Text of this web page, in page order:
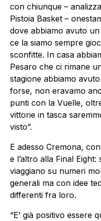
con chiunque –
Pistoia Basket –
dove abbiamo avuto
ce la siamo sempre
sconfitte. In casa
Pesaro che ci rimane
stagione abbiamo
forse, non eravamo
punti con la Vuelle,
vittorie in tasca
visto”.
E adesso Cremona,
e l’altro alla Final
viaggiano su numeri
generali ma con idee
differenti fra loro.
“E’ già positivo essere